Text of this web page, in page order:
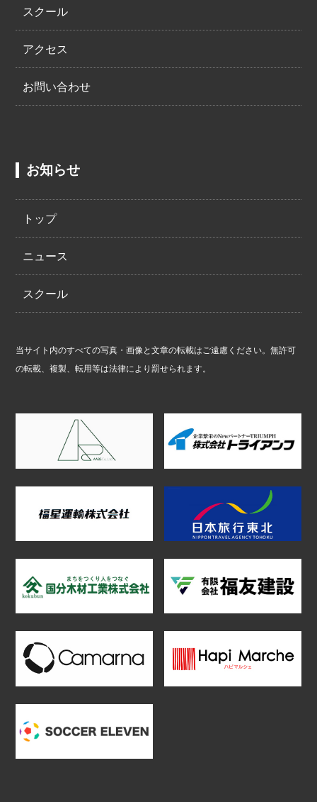
スクール
アクセス
お問い合わせ
お知らせ
トップ
ニュース
スクール
当サイト内のすべての写真・画像と文章の転載はご遠慮ください。無許可
の転載、複製、転用等は法律により罰せられます。